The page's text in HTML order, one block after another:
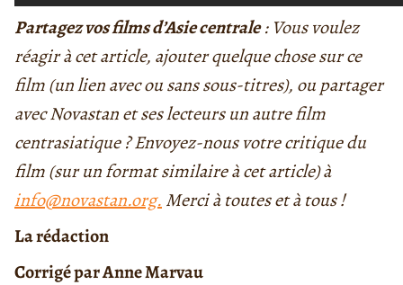
Partagez vos films d’Asie centrale: Vous voulez
réagir à cet article, ajouter quelque chose sur ce
film (un lien avec ou sans sous-titres), ou partager
avec Novastan et ses lecteurs un autre film
centrasiatique ? Envoyez-nous votre critique du
film (sur un format similaire à cet article) à
info@novastan.org. Merci à toutes et à tous !
La rédaction
Corrigé par Anne Marvau